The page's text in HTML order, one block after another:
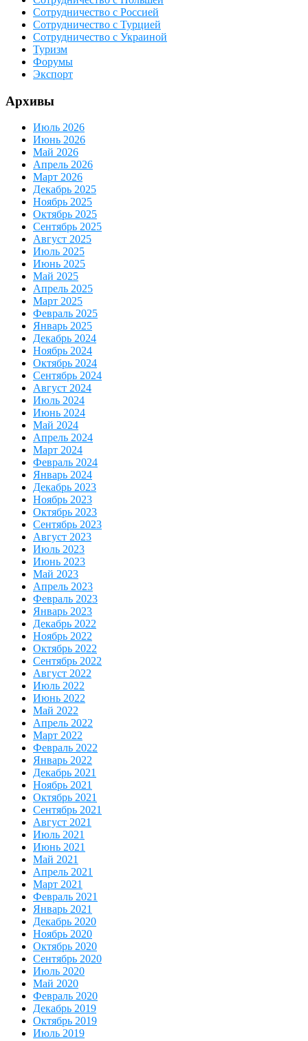
Сотрудничество с Россией
Сотрудничество с Турцией
Сотрудничество с Украиной
Туризм
Форумы
Экспорт
Архивы
Июль 2026
Июнь 2026
Май 2026
Апрель 2026
Март 2026
Декабрь 2025
Ноябрь 2025
Октябрь 2025
Сентябрь 2025
Август 2025
Июль 2025
Июнь 2025
Май 2025
Апрель 2025
Март 2025
Февраль 2025
Январь 2025
Декабрь 2024
Ноябрь 2024
Октябрь 2024
Сентябрь 2024
Август 2024
Июль 2024
Июнь 2024
Май 2024
Апрель 2024
Март 2024
Февраль 2024
Январь 2024
Декабрь 2023
Ноябрь 2023
Октябрь 2023
Сентябрь 2023
Август 2023
Июль 2023
Июнь 2023
Май 2023
Апрель 2023
Февраль 2023
Январь 2023
Декабрь 2022
Ноябрь 2022
Октябрь 2022
Сентябрь 2022
Август 2022
Июль 2022
Июнь 2022
Май 2022
Апрель 2022
Март 2022
Февраль 2022
Январь 2022
Декабрь 2021
Ноябрь 2021
Октябрь 2021
Сентябрь 2021
Август 2021
Июль 2021
Июнь 2021
Май 2021
Апрель 2021
Март 2021
Февраль 2021
Январь 2021
Декабрь 2020
Ноябрь 2020
Октябрь 2020
Сентябрь 2020
Июль 2020
Май 2020
Февраль 2020
Декабрь 2019
Октябрь 2019
Июль 2019